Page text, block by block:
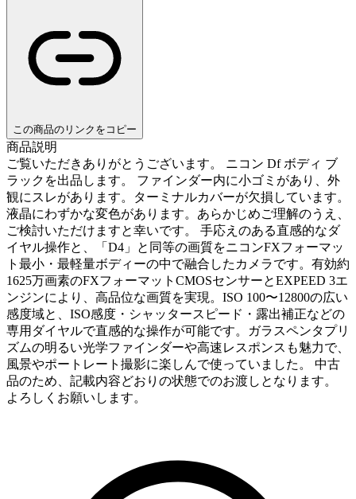
この商品のリンクをコピー
商品説明
ご覧いただきありがとうございます。 ニコン Df ボディ ブ
ラックを出品します。 ファインダー内に小ゴミがあり、外
観にスレがあります。ターミナルカバーが欠損しています。
液晶にわずかな変色があります。あらかじめご理解のうえ、
ご検討いただけますと幸いです。 手応えのある直感的なダ
イヤル操作と、「D4」と同等の画質をニコンFXフォーマッ
ト最小・最軽量ボディーの中で融合したカメラです。有効約
1625万画素のFXフォーマットCMOSセンサーとEXPEED 3エ
ンジンにより、高品位な画質を実現。ISO 100〜12800の広い
感度域と、ISO感度・シャッタースピード・露出補正などの
専用ダイヤルで直感的な操作が可能です。ガラスペンタプリ
ズムの明るい光学ファインダーや高速レスポンスも魅力で、
風景やポートレート撮影に楽しんで使っていました。 中古
品のため、記載内容どおりの状態でのお渡しとなります。
よろしくお願いします。